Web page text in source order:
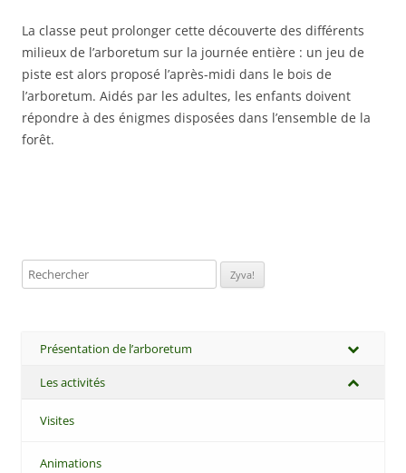
La classe peut prolonger cette découverte des différents
milieux de l’arboretum sur la journée entière : un jeu de
piste est alors proposé l’après-midi dans le bois de
l’arboretum. Aidés par les adultes, les enfants doivent
répondre à des énigmes disposées dans l’ensemble de la
forêt.
Rechercher:
Présentation de l’arboretum
Les activités
Visites
Animations